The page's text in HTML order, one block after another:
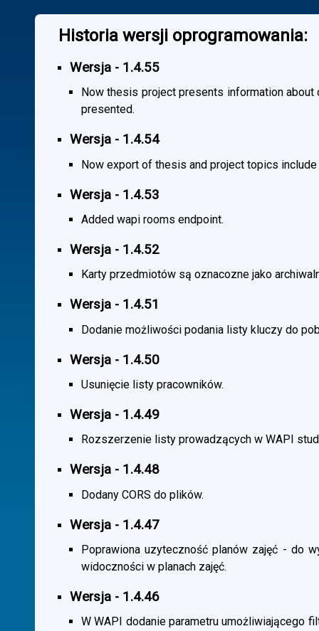
Historia wersji oprogramowania:
Wersja - 1.4.55
Now thesis project presents information
presented.
Wersja - 1.4.54
Now export of thesis and project topics
Wersja - 1.4.53
Added wapi rooms endpoint.
Wersja - 1.4.52
Karty przedmiotów są oznacozne jako
Wersja - 1.4.51
Dodanie możliwości podania listy kluczy do
Wersja - 1.4.50
Usunięcie listy pracowników.
Wersja - 1.4.49
Rozszerzenie listy prowadzących w WAPI
Wersja - 1.4.48
Dodany CORS do plików.
Wersja - 1.4.47
Poprawiona uzyteczność planów zajęć - do
widoczności w planach zajęć.
Wersja - 1.4.46
W WAPI dodanie parametru umożliwiającego